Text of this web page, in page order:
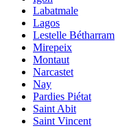
Labatmale
Lagos
Lestelle Bétharram
Mirepeix
Montaut
Narcastet
Nay
Pardies Piétat
Saint Abit
Saint Vincent